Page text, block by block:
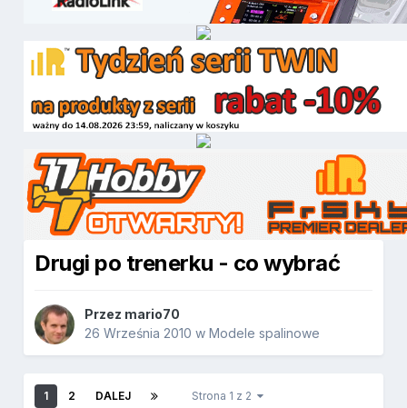
Drugi po trenerku - co wybrać
Przez mario70
26 Września 2010 wModele spalinowe
1 2 DALEJ Strona 1 z 2